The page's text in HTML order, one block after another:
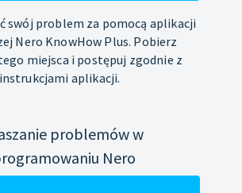
swój problem za pomocą aplikacji
Nero KnowHow Plus. Pobierz
miejsca i postępuj zgodnie z
instrukcjami aplikacji.
problemów w
Nero